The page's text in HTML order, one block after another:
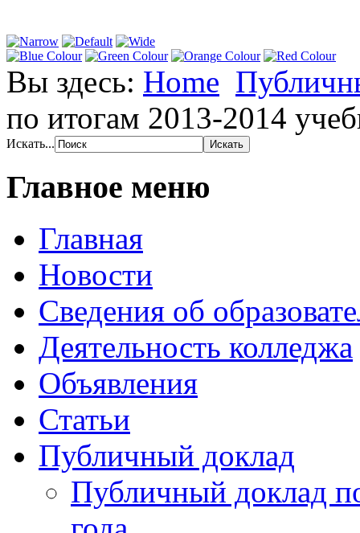
Вы здесь: Home
по итогам 2013-2014
Искать...
Главное меню
Главная
Новости
Сведения об
Деятельность колледжа
Объявления
Статьи
Публичный доклад
Публичный доклад